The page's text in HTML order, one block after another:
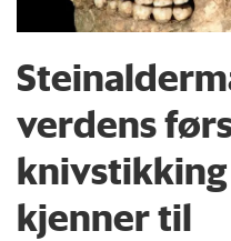
verdens
kjenner til